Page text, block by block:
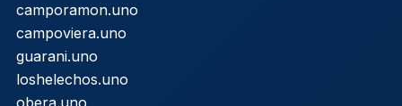
camporamon.uno
campoviera.uno
guarani.uno
loshelechos.uno